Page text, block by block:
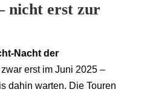
nicht erst zur
Nacht der
erst im Juni 2025 –
dahin warten. Die Touren